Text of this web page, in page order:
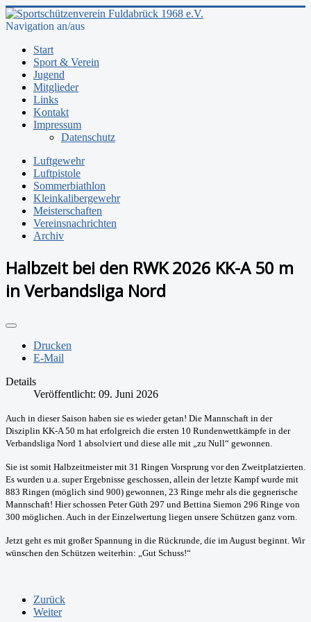
Navigation an/aus
Start
Sport & Verein
Jugend
Mitglieder
Links
Kontakt
Impressum
Datenschutz
Luftgewehr
Luftpistole
Sommerbiathlon
Kleinkalibergewehr
Meisterschaften
Vereinsnachrichten
Archiv
Halbzeit bei den RWK 2026 KK-A 50 m
in Verbandsliga Nord
Drucken
E-Mail
Details
Veröffentlicht: 09. Juni 2026
Auch in dieser Saison haben sie es wieder getan! Die Mannschaft in der
Disziplin KK-A 50 m hat erfolgreich die ersten 10 Rundenwettkämpfe in der
Verbandsliga Nord 1 absolviert und diese alle mit „zu Null“ gewonnen.
Sie ist somit Halbzeitmeister mit 31 Ringen Vorsprung vor den Zweitplatzierten.
Es wurden u.a. super Ergebnisse geschossen, allein der letzte Kampf wurde mit
883 Ringen (möglich sind 900) gewonnen, 23 Ringe mehr als die gegnerische
Mannschaft! Hier schossen Peter Güth 297 und Bettina Siemon 296 Ringe von
300 möglichen. Auch in der Einzelwertung liegen unsere Schützen ganz vorn.
Jetzt geht es mit großer Spannung in die Rückrunde, die im August beginnt. Wir
wünschen den Schützen weiterhin: „Gut Schuss!“
Zurück
Weiter